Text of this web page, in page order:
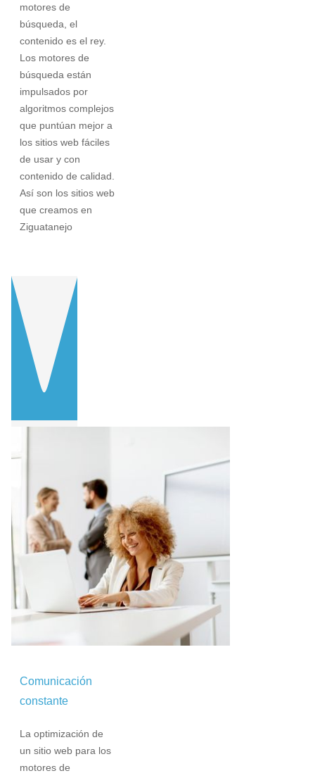
motores de
búsqueda, el
contenido es el rey.
Los motores de
búsqueda están
impulsados por
algoritmos complejos
que puntúan mejor a
los sitios web fáciles
de usar y con
contenido de calidad.
Así son los sitios web
que creamos en
Ziguatanejo
Comunicación
constante
La optimización de
un sitio web para los
motores de